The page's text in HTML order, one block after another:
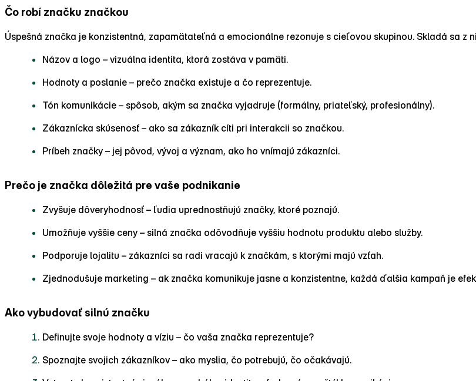
Čo robí značku značkou
Úspešná značka je konzistentná, zapamätateľná a emocionálne rezonuje s cieľovou skupinou. Skladá sa z
Názov a logo – vizuálna identita, ktorá zostáva v pamäti.
Hodnoty a poslanie – prečo značka existuje a čo reprezentuje.
Tón komunikácie – spôsob, akým sa značka vyjadruje (formálny, priateľský, profesionálny).
Zákaznícka skúsenosť – ako sa zákazník cíti pri interakcii so značkou.
Príbeh značky – jej pôvod, vývoj a význam, ako ho vnímajú zákazníci.
Prečo je značka dôležitá pre vaše podnikanie
Zvyšuje dôveryhodnosť – ľudia uprednostňujú značky, ktoré poznajú.
Umožňuje vyššie ceny – silná značka odôvodňuje vyššiu hodnotu produktu alebo služby.
Podporuje lojalitu – zákazníci sa radi vracajú k značkám, s ktorými majú vzťah.
Zjednodušuje marketing – ak značka komunikuje jasne a konzistentne, každá ďalšia kampaň je
Ako vybudovať silnú značku
Definujte svoje hodnoty a víziu – čo vaša značka reprezentuje?
Spoznajte svojich zákazníkov – ako myslia, čo potrebujú, čo očakávajú.